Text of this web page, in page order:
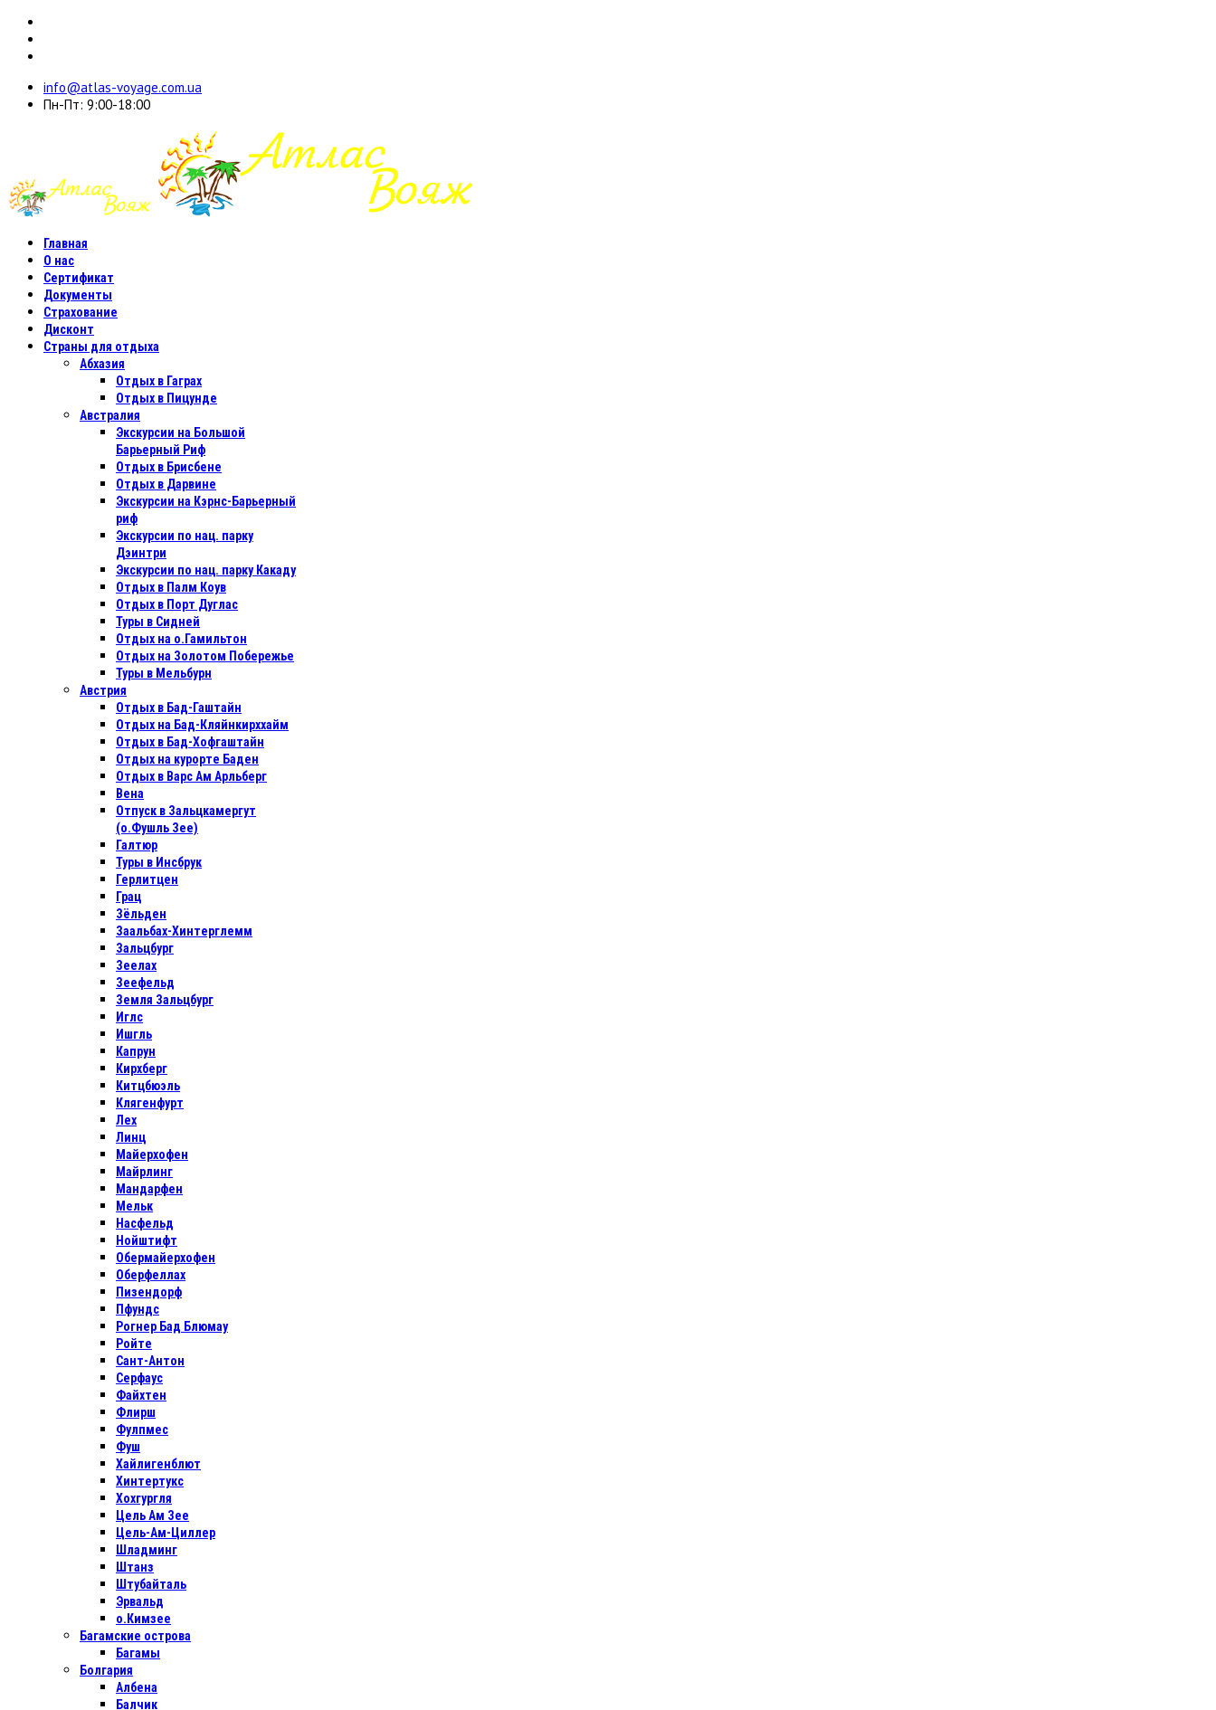
info@atlas-voyage.com.ua
Пн-Пт: 9:00-18:00
Главная
О нас
Сертификат
Документы
Страхование
Дисконт
Страны для отдыха
Абхазия
Отдых в Гаграх
Отдых в Пицунде
Австралия
Экскурсии на Большой
Барьерный Риф
Отдых в Бриcбене
Отдых в Дарвине
Экскурсии на Кэрнс-Барьерный
риф
Экскурсии по нац. парку
Дэинтри
Экскурсии по нац. парку Какаду
Отдых в Палм Коув
Отдых в Порт Дуглас
Туры в Сидней
Отдых на о.Гамильтон
Отдых на Золотом Побережье
Туры в Мельбурн
Австрия
Отдых в Бад-Гаштайн
Отдых на Бад-Кляйнкирххайм
Отдых в Бад-Хофгаштайн
Отдых на курорте Баден
Отдых в Варс Ам Арльберг
Вена
Отпуск в Зальцкамергут
(о.Фушль Зее)
Галтюр
Туры в Инсбрук
Герлитцен
Грац
Зёльден
Заальбах-Хинтерглемм
Зальцбург
Зеелах
Зеефельд
Земля Зальцбург
Иглс
Ишгль
Капрун
Кирхберг
Китцбюэль
Клягенфурт
Лех
Линц
Майерхофен
Майрлинг
Мандарфен
Мельк
Насфельд
Нойштифт
Обермайерхофен
Оберфеллах
Пизендорф
Пфундс
Рогнер Бад Блюмау
Ройте
Сант-Антон
Серфаус
Файхтен
Флирш
Фулпмес
Фуш
Хайлигенблют
Хинтертукс
Хохгургля
Цель Ам Зее
Цель-Ам-Циллер
Шладминг
Штанз
Штубайталь
Эрвальд
о.Кимзее
Багамские острова
Багамы
Болгария
Албена
Балчик